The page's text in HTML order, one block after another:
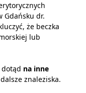
Gdańsku dr.
że beczka
lub
dotąd na inne
znaleziska.